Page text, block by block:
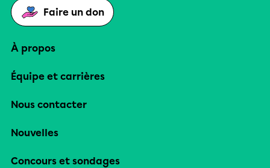
Faire un don
À propos
Équipe et carrières
Nous contacter
Nouvelles
Concours et sondages